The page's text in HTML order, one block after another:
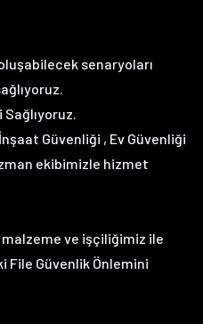
senaryoları
Güvenliği , Ev Güvenliği
ekibimizle hizmet
ve işçiliğimiz ile
File Güvenlik Önlemini